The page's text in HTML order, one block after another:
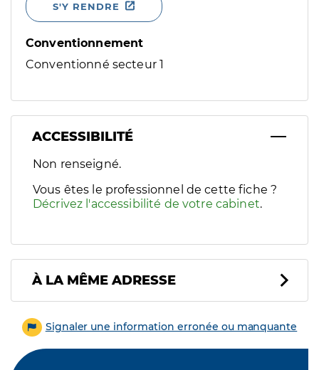
S'Y RENDRE
Conventionnement
Conventionné secteur 1
ACCESSIBILITÉ
Filtres
Sélectionnez un ou plusieurs handicaps/besoins
Non renseigné.
Vous êtes le professionnel de cette fiche ?
Décrivez l'accessibilité de votre cabinet.
À LA MÊME ADRESSE
Signaler une information erronée ou manquante